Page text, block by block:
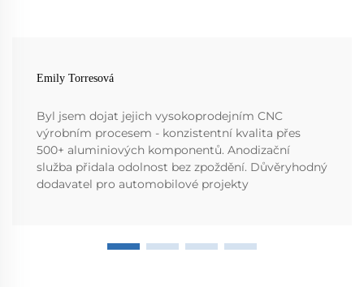
Emily Torresová
Byl jsem dojat jejich vysokoprodejním CNC
výrobním procesem - konzistentní kvalita přes
500+ aluminiových komponentů. Anodizační
služba přidala odolnost bez zpoždění. Důvěryhodný
dodavatel pro automobilové projekty